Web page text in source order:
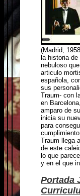
(Madrid,
la historia
nebuloso
articulo
española,
sus
Traum- con
en
amparo de
inicia su
para
Traum llega
de este
lo que
y en el que
Portada